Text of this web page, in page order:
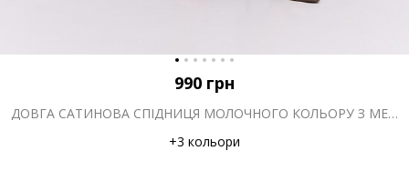
990 грн
ДОВГА САТИНОВА СПІДНИЦЯ МОЛОЧНОГО КОЛЬОРУ З МЕРЕЖИВОМ ВНИЗУ
+3 кольори